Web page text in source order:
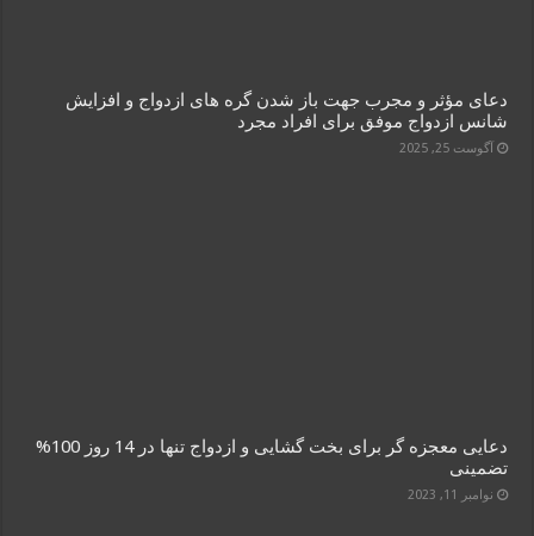
دعای مؤثر و مجرب جهت باز شدن گره های ازدواج و افزایش
شانس ازدواج موفق برای افراد مجرد
آگوست 25, 2025
دعایی معجزه گر برای بخت گشایی و ازدواج تنها در 14 روز 100%
تضمینی
نوامبر 11, 2023